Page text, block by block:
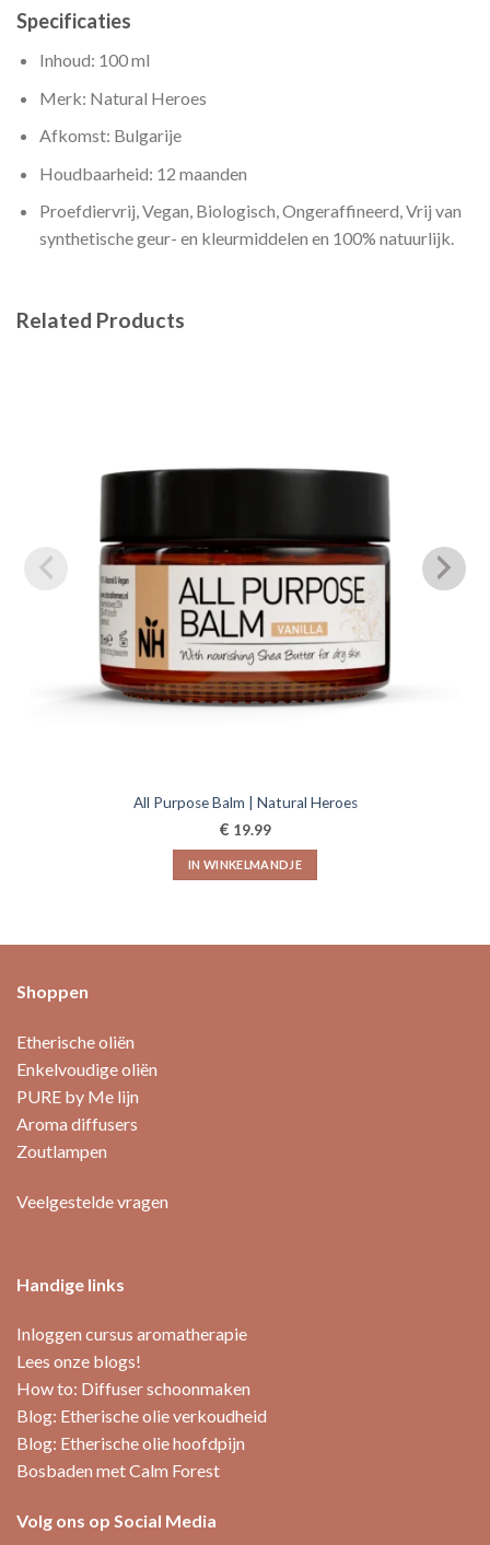
Specificaties
Inhoud: 100 ml
Merk: Natural Heroes
Afkomst: Bulgarije
Houdbaarheid: 12 maanden
Proefdiervrij, Vegan, Biologisch, Ongeraffineerd, Vrij van
synthetische geur- en kleurmiddelen en 100% natuurlijk.
Related Products
All Purpose Balm | Natural Heroes
€ 19.99
IN WINKELMANDJE
Shoppen
Etherische oliën
Enkelvoudige oliën
PURE by Me lijn
Aroma diffusers
Zoutlampen
Veelgestelde vragen
Handige links
Inloggen cursus aromatherapie
Lees onze blogs!
How to: Diffuser schoonmaken
Blog: Etherische olie verkoudheid
Blog: Etherische olie hoofdpijn
Bosbaden met Calm Forest
Volg ons op Social Media